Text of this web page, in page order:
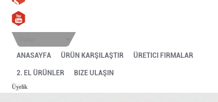
ANASAYFA ÜRÜN KARŞILAŞTIR ÜRETICI FIRMALAR
2. EL ÜRÜNLER BIZE ULAŞIN
Üyelik